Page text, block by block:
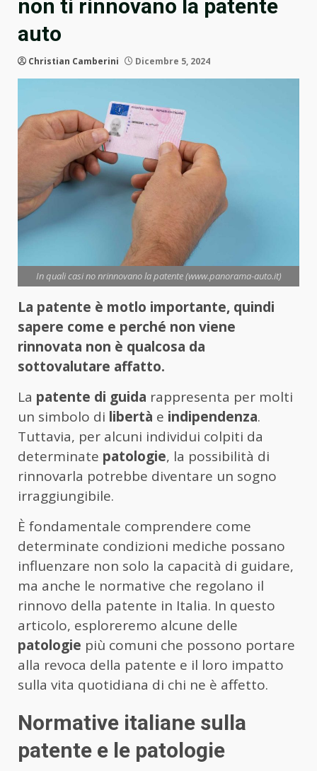
non ti rinnovano la patente
auto
Christian Camberini Dicembre 5, 2024
In quali casi no nrinnovano la patente (www.panorama-auto.it)
La patente è motlo importante, quindi
sapere come e perché non viene
rinnovata non è qualcosa da
sottovalutare affatto.
La patente di guida rappresenta per molti
un simbolo di libertà e indipendenza.
Tuttavia, per alcuni individui colpiti da
determinate patologie, la possibilità di
rinnovarla potrebbe diventare un sogno
irraggiungibile.
È fondamentale comprendere come
determinate condizioni mediche possano
influenzare non solo la capacità di guidare,
ma anche le normative che regolano il
rinnovo della patente in Italia. In questo
articolo, esploreremo alcune delle
patologie più comuni che possono portare
alla revoca della patente e il loro impatto
sulla vita quotidiana di chi ne è affetto.
Normative italiane sulla
patente e le patologie